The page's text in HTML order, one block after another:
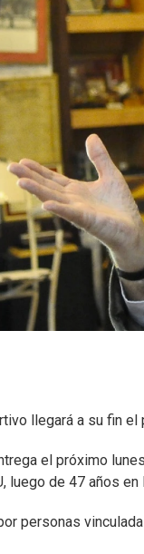
llegará a su fin el
el próximo
luego de 47 años
personas